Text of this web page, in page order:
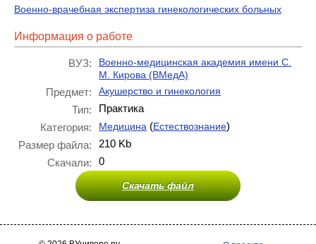
Военно-врачебная экспертиза гинекологических больных
Информация о работе
ВУЗ:
Военно-медицинская академия имени С.
М. Кирова (ВМедА)
Предмет: Акушерство и гинекология
Тип:
Практика
Категория:
Медицина (Естествознание)
Размер файла:
210 Kb
Скачали:
0
Скачать файл